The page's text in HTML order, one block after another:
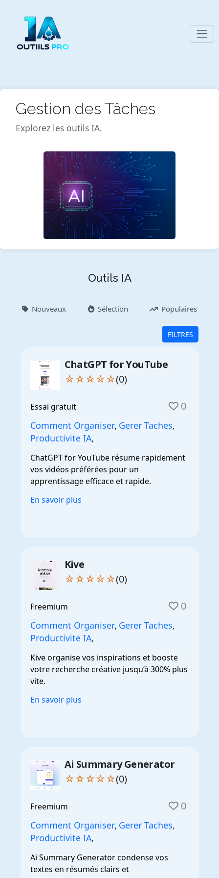
Gestion des Tâches
Explorez les outils IA.
Outils IA
Nouveaux Sélection Populaires
FILTRES
ChatGPT for YouTube
☆☆☆☆☆(0)
Essai gratuit 0
Comment Organiser, Gerer Taches,
Productivite IA,
ChatGPT for YouTube résume rapidement
vos vidéos préférées pour un
apprentissage efficace et rapide.
En savoir plus
Kive
☆☆☆☆☆(0)
Freemium 0
Comment Organiser, Gerer Taches,
Productivite IA,
Kive organise vos inspirations et booste
votre recherche créative jusqu’à 300% plus
vite.
En savoir plus
Ai Summary Generator
☆☆☆☆☆(0)
Freemium 0
Comment Organiser, Gerer Taches,
Productivite IA,
Ai Summary Generator condense vos
textes en résumés clairs et